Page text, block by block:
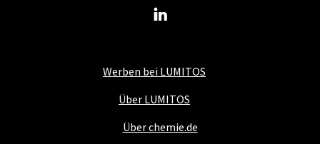
Werben bei LUMITOS
Über LUMITOS
Über chemie.de